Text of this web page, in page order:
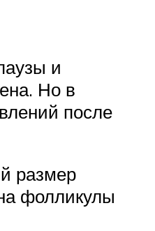
и
Но в
после
размер
фолликулы